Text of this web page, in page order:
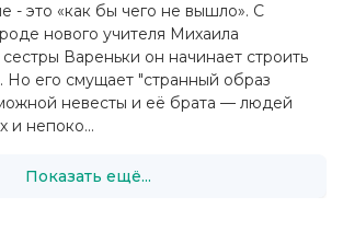
- это «как бы чего не вышло». С
нового учителя Михаила
Вареньки он начинает строить
Но его смущает "странный образ
невесты и её брата — людей
и непоко...
Показать ещё...